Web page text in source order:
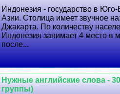
Индонезия - государство в Юго-
Азии. Столица имеет звучное
Джакарта. По количеству
Индонезия занимает 4 место в
после...
Нужные английские слова -
группы)